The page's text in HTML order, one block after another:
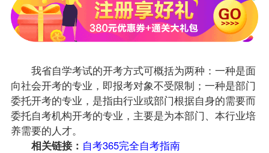
我省自学考试的开考方式可概括为两种：一种是面
向社会开考的专业，即报考对象不受限制；一种是部门
委托开考的专业，是指由行业或部门根据自身的需要而
委托自考机构开考的专业，主要是为本部门、本行业培
养需要的人才。
相关链接： 自考365完全自考指南